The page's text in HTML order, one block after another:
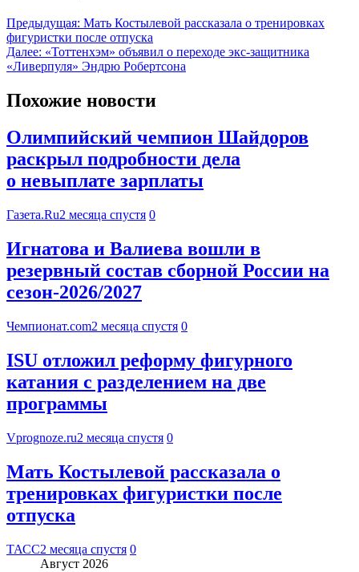
Предыдущая: Мать Костылевой рассказала о тренировках
фигуристки после отпуска
Далее: «Тоттенхэм» объявил о переходе экс-защитника
«Ливерпуля» Эндрю Робертсона
Похожие новости
Олимпийский чемпион Шайдоров
раскрыл подробности дела
о невыплате зарплаты
Газета.Ru2 месяца спустя 0
Игнатова и Валиева вошли в
резервный состав сборной России на
сезон-2026/2027
Чемпионат.com2 месяца спустя 0
ISU отложил реформу фигурного
катания с разделением на две
программы
Vprognoze.ru2 месяца спустя 0
Мать Костылевой рассказала о
тренировках фигуристки после
отпуска
ТАСС2 месяца спустя 0
Август 2026